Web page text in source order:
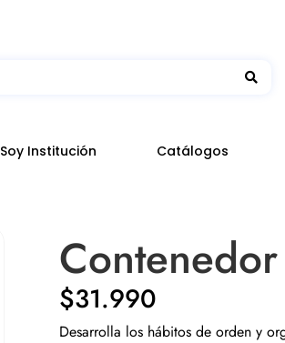
Soy Institución Catálogos
$31.990
Desarrolla los hábitos de orden y